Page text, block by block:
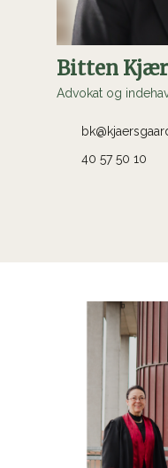
Bitten
Advokat og
40 57 50 10